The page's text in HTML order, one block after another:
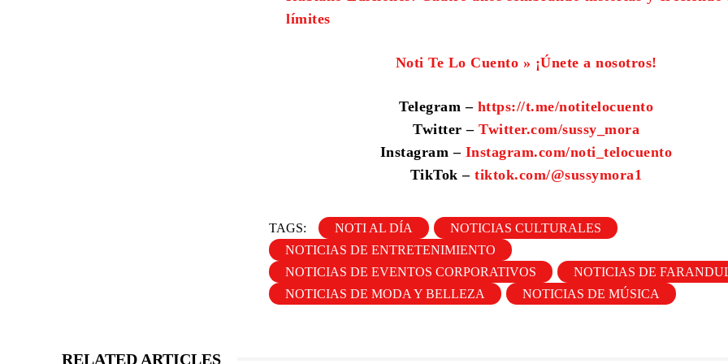
límites
Noti Te Lo Cuento » ¡Únete a nosotros!
Telegram – https://t.me/notitelocuento
Twitter –Twitter.com/sussy_mora
Instagram –Instagram.com/noti_telocuento
TikTok –tiktok.com/@sussymora1
TAGS: NOTI AL DÍA
NOTICIAS CULTURALES
NOTICIAS DE ENTRETENIMIENTO
NOTICIAS DE EVENTOS CORPORATIVOS
NOTICIAS DE
NOTICIAS DE MODA Y BELLEZA
NOTICIAS DE MÚSICA
RELATED ARTICLES